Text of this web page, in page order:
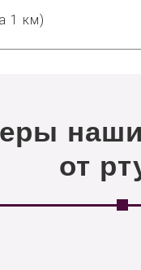
1 км)
от